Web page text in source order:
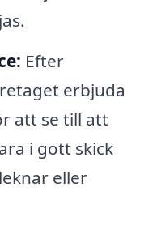
Efter
erbjuda
att se till att
i gott skick
eller